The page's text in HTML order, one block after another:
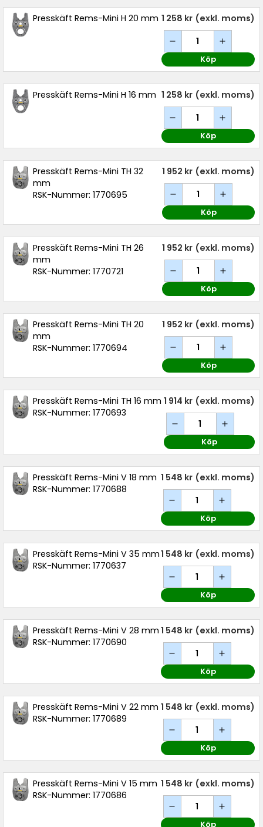
Presskäft Rems-Mini H 20 mm 1 258 kr (exkl. moms)
Köp
Presskäft Rems-Mini H 16 mm 1 258 kr (exkl. moms)
Köp
Presskäft Rems-Mini TH 32
mm
RSK-Nummer: 1770695
1 952 kr (exkl. moms)
Köp
Presskäft Rems-Mini TH 26
mm
RSK-Nummer: 1770721
1 952 kr (exkl. moms)
Köp
Presskäft Rems-Mini TH 20
mm
RSK-Nummer: 1770694
1 952 kr (exkl. moms)
Köp
Presskäft Rems-Mini TH 16 mm
RSK-Nummer: 1770693
1 914 kr (exkl. moms)
Köp
Presskäft Rems-Mini V 18 mm
RSK-Nummer: 1770688
1 548 kr (exkl. moms)
Köp
Presskäft Rems-Mini V 35 mm
RSK-Nummer: 1770637
1 548 kr (exkl. moms)
Köp
Presskäft Rems-Mini V 28 mm
RSK-Nummer: 1770690
1 548 kr (exkl. moms)
Köp
Presskäft Rems-Mini V 22 mm
RSK-Nummer: 1770689
1 548 kr (exkl. moms)
Köp
Presskäft Rems-Mini V 15 mm
RSK-Nummer: 1770686
1 548 kr (exkl. moms)
Köp